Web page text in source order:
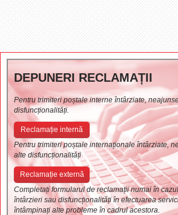
DEPUNERI RECLAMAȚII
Pentru trimiteri poștale interne întârziate,
disfuncționalități.
Reclamație internă
Pentru trimiteri poștale internaționale întârziate,
alte disfuncționalități
Reclamație externă
Completați formularul de reclamații numai în
întârzieri sau disfuncționalități în efectuarea
întâmpinați alte probleme în cadrul acestora.